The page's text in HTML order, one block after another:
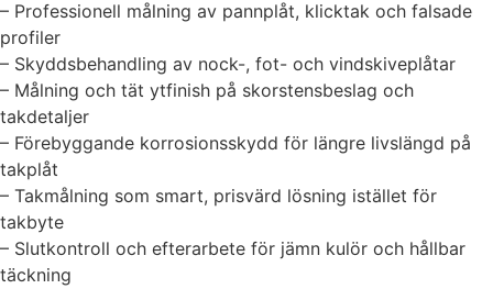
– Professionell målning av pannplåt, klicktak och falsade
profiler
– Skyddsbehandling av nock-, fot- och vindskiveplåtar
– Målning och tät ytfinish på skorstensbeslag och
takdetaljer
– Förebyggande korrosionsskydd för längre livslängd på
takplåt
– Takmålning som smart, prisvärd lösning istället för
takbyte
– Slutkontroll och efterarbete för jämn kulör och hållbar
täckning